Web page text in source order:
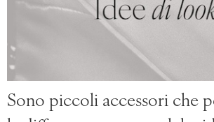
Sono piccoli accessori che